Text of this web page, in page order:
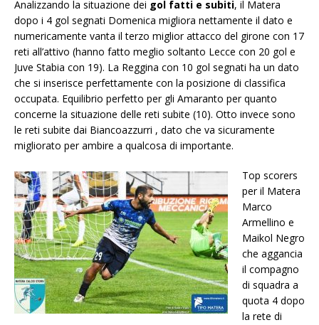
Analizzando la situazione dei gol fatti e subiti, il Matera
dopo i 4 gol segnati Domenica migliora nettamente il dato e
numericamente vanta il terzo miglior attacco del girone con 17
reti all’attivo (hanno fatto meglio soltanto Lecce con 20 gol e
Juve Stabia con 19). La Reggina con 10 gol segnati ha un dato
che si inserisce perfettamente con la posizione di classifica
occupata. Equilibrio perfetto per gli Amaranto per quanto
concerne la situazione delle reti subite (10). Otto invece sono
le reti subite dai Biancoazzurri , dato che va sicuramente
migliorato per ambire a qualcosa di importante.
Top scorers
per il Matera
Marco
Armellino e
Maikol Negro
che aggancia
il compagno
di squadra a
quota 4 dopo
la rete di